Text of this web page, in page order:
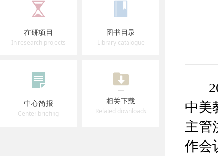
在研项目
In research projects
图书目录
Library catalogue
中心简报
Center briefing
相关下载
Related downloads
中美
主管
作会